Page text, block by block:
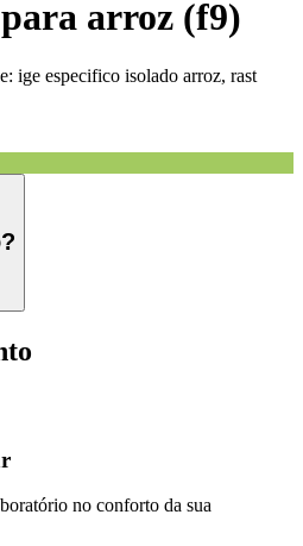
arroz (f9)
ige especifico isolado arroz, rast
no conforto da sua